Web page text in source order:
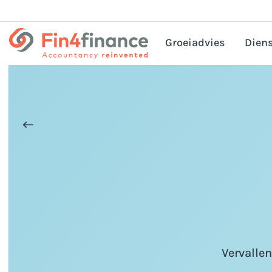
Groeiadvies